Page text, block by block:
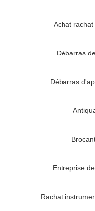
Achat rachat
Débarras
Débarras
Entreprise
Rachat